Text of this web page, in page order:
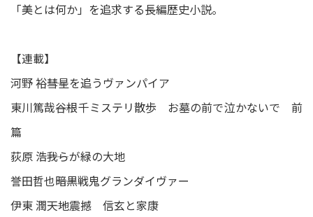
「美とは何か」を追求する長編歴史小説。
【連載】
河野 裕――彗星を追うヴァンパイア
東川篤哉――谷根千ミステリ散歩 お墓の前で泣かないで 前
篇
荻原 浩――我らが緑の大地
誉田哲也――暗黒戦鬼グランダイヴァー
伊東 潤――天地震撼 信玄と家康